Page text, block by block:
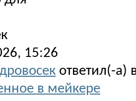
15:26
ответил(-а)
в мейкере